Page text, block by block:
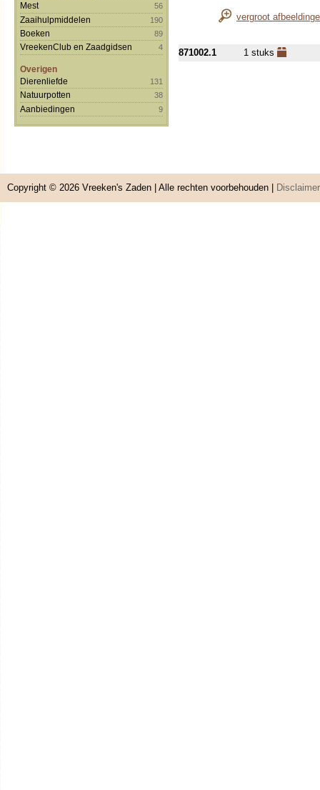
Mest 56
Zaaihulpmiddelen 190
Boeken 89
VreekenClub en Zaadgidsen 4
Overigen
Dierenliefde
131
Natuurpotten 38
Aanbiedingen 9
vergroot
871002.1 1 stuks
Copyright © 2026 Vreeken's Zaden | Alle rechten voorbehouden | Disclaimer